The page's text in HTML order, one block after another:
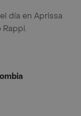
día en Aprissa